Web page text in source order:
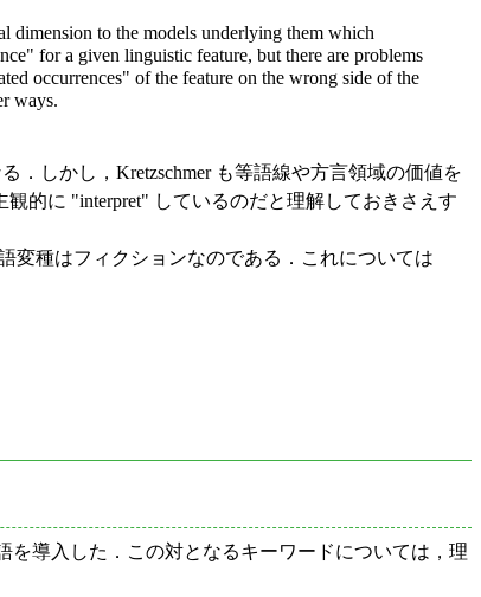
dimension to the models underlying them which
for a given linguistic feature, but there are problems
occurrences" of the feature on the wrong side of the
ways.
しかし，Kretzschmer も等語線や方言領域の価値を
的に "interpret" しているのだと理解しておきさえす
種はフィクションなのである．これについては
を導入した．この対となるキーワードについては，理